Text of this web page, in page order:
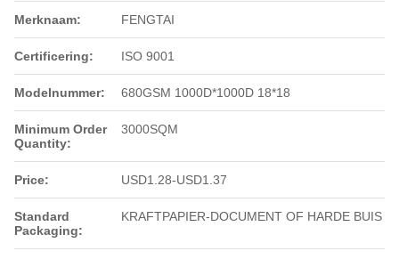
Merknaam: FENGTAI
Certificering: ISO 9001
Modelnummer: 680GSM 1000D*1000D 18*18
Minimum Order
Quantity:
3000SQM
Price: USD1.28-USD1.37
Standard
Packaging:
KRAFTPAPIER-DOCUMENT OF HARDE BUIS